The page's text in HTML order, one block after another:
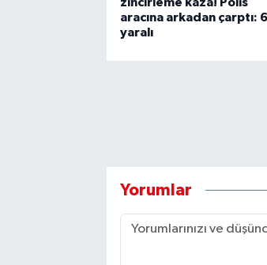
zincirleme kaza! Polis
aracına arkadan çarptı: 6
yaralı
Yorumlar